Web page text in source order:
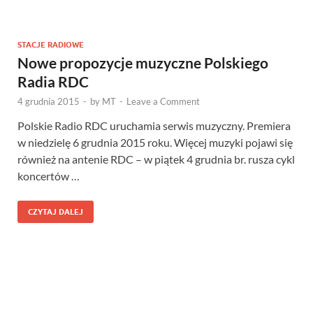
STACJE RADIOWE
Nowe propozycje muzyczne Polskiego
Radia RDC
4 grudnia 2015 - by MT - Leave a Comment
Polskie Radio RDC uruchamia serwis muzyczny. Premiera
w niedzielę 6 grudnia 2015 roku. Więcej muzyki pojawi się
również na antenie RDC – w piątek 4 grudnia br. rusza cykl
koncertów …
CZYTAJ DALEJ